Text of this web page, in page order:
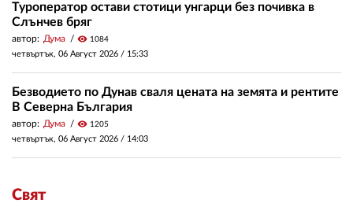
Туроператор остави стотици унгарци без почивка в
Слънчев бряг
автор: Дума visibility 1084
четвъртък, 06 Август 2026 / 15:33
Безводието по Дунав сваля цената на земята и рентите
В Северна България
автор: Дума visibility 1205
четвъртък, 06 Август 2026 / 14:03
Свят